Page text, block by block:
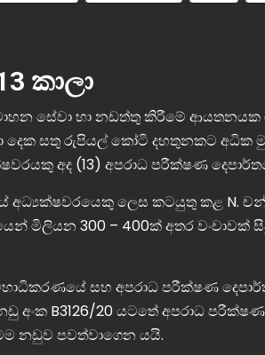
කාලා
සේවා හා නඩත්තු කිරීමේ
දෙක සතු රුපියල් කෝටි දහතුනකට අධික
අද (13) අපරාධ පරීක්ෂණ
අධ්‍යක්ෂවරයෙකු ලෙස කටයුතු කළ N.
මිලියන 300 – 400ක් අතර වංචාවක්
සහ අපරාධ පරීක්ෂණ
අංක B3126/20 යටතේ අපරාධ
නඩුව පවත්වාගෙන යයි.